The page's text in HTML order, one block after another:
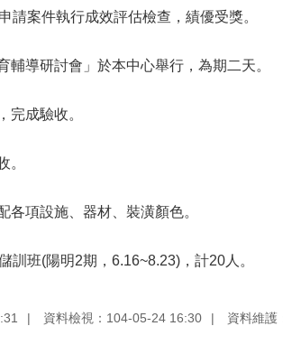
請案件執行成效評估檢查，績優受獎。
輔導研討會」於本中心舉行，為期二天。
完成驗收。
。
各項設施、器材、裝潢顏色。
訓班(陽明2期，6.16~8.23)，計20人。
資料檢視：104-05-24 16:30 資料維護